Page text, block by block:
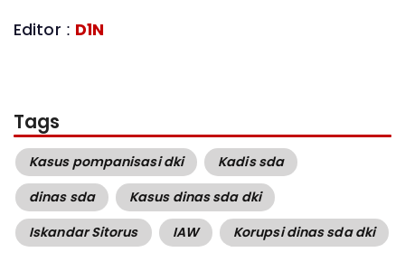
Editor : D1N
Tags
Kasus pompanisasi dki
Kadis sda
dinas sda
Kasus dinas sda dki
Iskandar Sitorus
IAW Korupsi dinas sda dki